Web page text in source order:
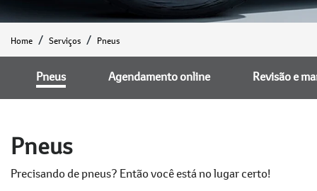
Home Serviços Pneus
Agendamento online Revisão e
Pneus
Pneus
Precisando de pneus? Então você está no lugar certo!